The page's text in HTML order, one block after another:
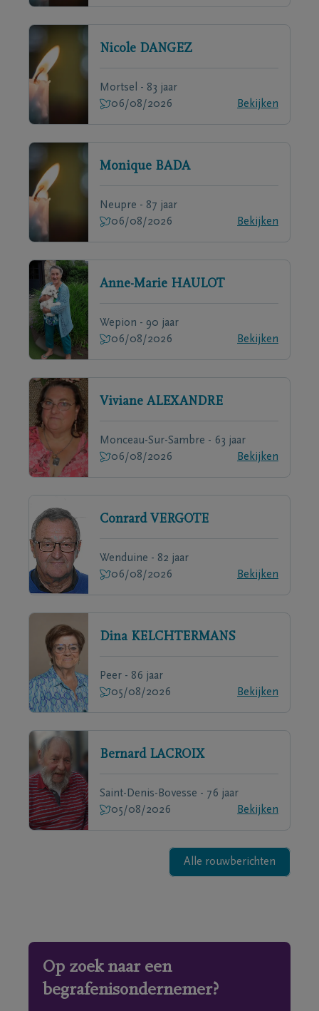
Nicole DANGEZ
Mortsel - 83 jaar
06/08/2026
Bekijken
Monique BADA
Neupre - 87 jaar
06/08/2026
Bekijken
Anne-Marie HAULOT
Wepion - 90 jaar
06/08/2026
Bekijken
Viviane ALEXANDRE
Monceau-Sur-Sambre - 63 jaar
06/08/2026
Bekijken
Conrard VERGOTE
Wenduine - 82 jaar
06/08/2026
Bekijken
Dina KELCHTERMANS
Peer - 86 jaar
05/08/2026
Bekijken
Bernard LACROIX
Saint-Denis-Bovesse - 76 jaar
05/08/2026
Bekijken
Alle rouwberichten
Op zoek naar een
begrafenisondernemer?